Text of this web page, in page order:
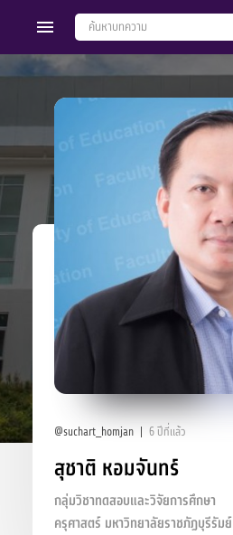
@suchart_homjan 6 ปีที่แล้ว
สุชาติ หอมจันทร์
กลุ่มวิชาทดสอบและวิจัยการศึกษา
ครุศาสตร์ มหาวิทยาลัยราชภัฏบุรีรัมย์
Members